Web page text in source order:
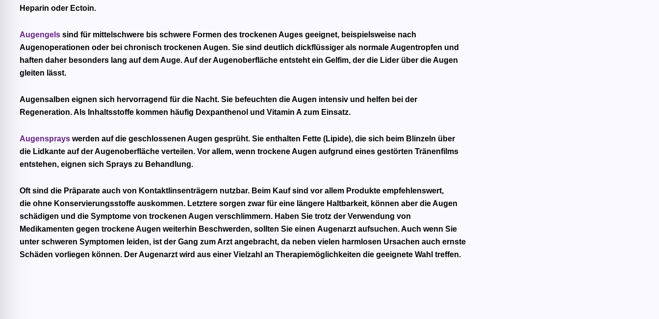
Heparin oder Ectoin.
Augengels sind für mittelschwere bis schwere Formen des trockenen Auges geeignet, beispielsweise nach
Augenoperationen oder bei chronisch trockenen Augen. Sie sind deutlich dickflüssiger als normale Augentropfen und
haften daher besonders lang auf dem Auge. Auf der Augenoberfläche entsteht ein Gelfim, der die Lider über die Augen
gleiten lässt.
Augensalben eignen sich hervorragend für die Nacht. Sie befeuchten die Augen intensiv und helfen bei der
Regeneration. Als Inhaltsstoffe kommen häufig Dexpanthenol und Vitamin A zum Einsatz.
Augensprays werden auf die geschlossenen Augen gesprüht. Sie enthalten Fette (Lipide), die sich beim Blinzeln über
die Lidkante auf der Augenoberfläche verteilen. Vor allem, wenn trockene Augen aufgrund eines gestörten Tränenfilms
entstehen, eignen sich Sprays zu Behandlung.
Oft sind die Präparate auch von Kontaktlinsenträgern nutzbar. Beim Kauf sind vor allem Produkte empfehlenswert,
die ohne Konservierungsstoffe auskommen. Letztere sorgen zwar für eine längere Haltbarkeit, können aber die Augen
schädigen und die Symptome von trockenen Augen verschlimmern. Haben Sie trotz der Verwendung von
Medikamenten gegen trockene Augen weiterhin Beschwerden, sollten Sie einen Augenarzt aufsuchen. Auch wenn Sie
unter schweren Symptomen leiden, ist der Gang zum Arzt angebracht, da neben vielen harmlosen Ursachen auch ernste
Schäden vorliegen können. Der Augenarzt wird aus einer Vielzahl an Therapiemöglichkeiten die geeignete Wahl treffen.